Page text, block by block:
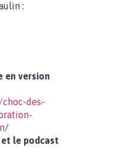
:
en version
des-
/
et le podcast